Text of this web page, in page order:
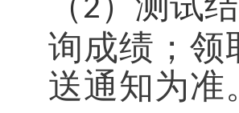
2
询成绩；领
送通知为准